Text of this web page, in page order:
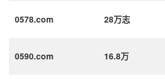
0578.com 28万志
0590.com 16.8万